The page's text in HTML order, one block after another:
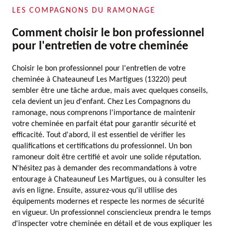
LES COMPAGNONS DU RAMONAGE
Comment choisir le bon professionnel
pour l'entretien de votre cheminée
Choisir le bon professionnel pour l'entretien de votre
cheminée à Chateauneuf Les Martigues (13220) peut
sembler être une tâche ardue, mais avec quelques conseils,
cela devient un jeu d'enfant. Chez Les Compagnons du
ramonage, nous comprenons l'importance de maintenir
votre cheminée en parfait état pour garantir sécurité et
efficacité. Tout d'abord, il est essentiel de vérifier les
qualifications et certifications du professionnel. Un bon
ramoneur doit être certifié et avoir une solide réputation.
N'hésitez pas à demander des recommandations à votre
entourage à Chateauneuf Les Martigues, ou à consulter les
avis en ligne. Ensuite, assurez-vous qu'il utilise des
équipements modernes et respecte les normes de sécurité
en vigueur. Un professionnel consciencieux prendra le temps
d'inspecter votre cheminée en détail et de vous expliquer les